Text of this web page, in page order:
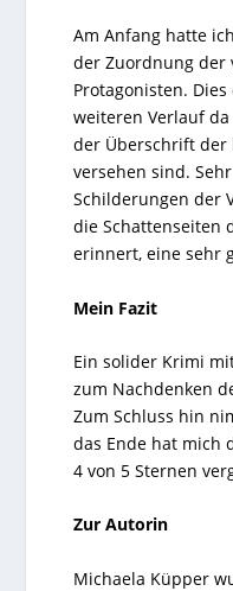
Am Anfang hatte
der Zuordnung der
Protagonisten.
weiteren Verlauf
der Überschrift der
versehen sind.
Schilderungen der
die Schattenseiten
erinnert, eine sehr
Mein Fazit
Ein solider Krimi
zum Nachdenken
Zum Schluss hin
das Ende hat mich
4 von 5 Sternen
Zur Autorin
Michaela Küpper